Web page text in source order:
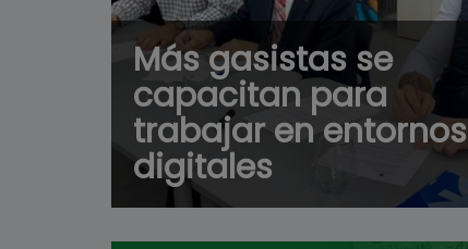
Más gasistas se
capacitan para
trabajar en entornos
digitales